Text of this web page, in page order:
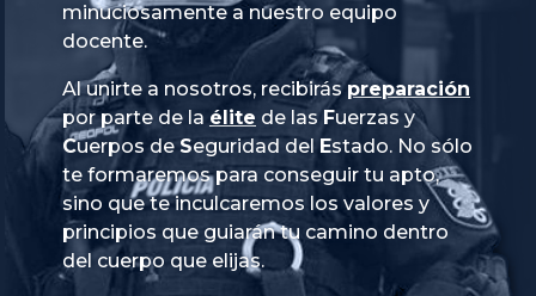
minuciosamente a nuestro equipo
docente.
Al unirte a nosotros, recibiráspreparación
por parte de la élite de las Fuerzas y
Cuerpos de Seguridad del Estado. No sólo
te formaremos para conseguir tu apto,
sino que te inculcaremos los valores y
principios que guiarán tu camino dentro
del cuerpo que elijas.